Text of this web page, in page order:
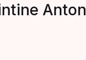
Anton